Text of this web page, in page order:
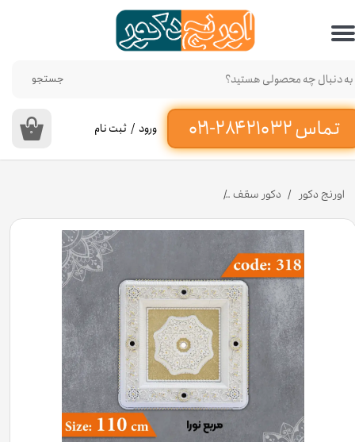
تماس ۳۲ ۲۱۰ ۲۸۴-۰۲۱‌
جستجو
۰ ورود / ثبت نام
حساب کاربری من
تغییر گذر واژه
سفارشات
خروج از حساب کاربری
اورنج دکور دکور سقف